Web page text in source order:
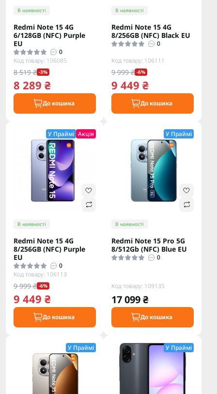
В наявності
Redmi Note 15 4G
6/128GB (NFC) Purple
EU
0
Код товару: 106085
8 519 ₴ -3%
8 289 ₴
До кошика
В наявності
Redmi Note 15 4G
8/256GB (NFC) Black EU
0
Код товару: 106111
9 999 ₴ -6%
9 449 ₴
До кошика
У Праймі Акція
В наявності
Redmi Note 15 4G
8/256GB (NFC) Purple
EU
0
Код товару: 106113
9 999 ₴ -6%
9 449 ₴
До кошика
У Праймі
В наявності
Redmi Note 15 Pro 5G
8/512Gb (NFC) Blue EU
0
Код товару: 109135
17 099 ₴
До кошика
У Праймі У Праймі